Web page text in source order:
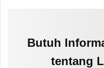
Butuh
tentang